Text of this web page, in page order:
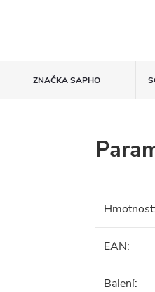
ZNAČKASAPHO
Hmotnost:
EAN:
Balení: